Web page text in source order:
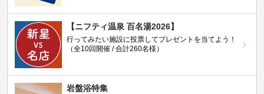
【ニフティ温泉 百名湯2026】
行ってみたい施設に投票してプレゼントを当てよう！
（全10回開催 / 合計260名様）
岩盤浴特集